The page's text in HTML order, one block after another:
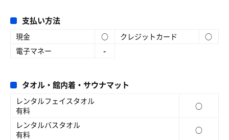
支払い方法
現金 ○ クレジットカード
○
電子マネー
-
タオル・館内着・サウナマット
レンタルフェイスタオル
有料
○
レンタルバスタオル
有料
○